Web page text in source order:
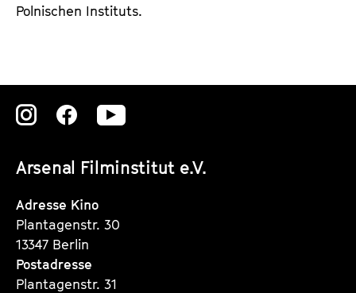
Polnischen Instituts.
Arsenal Filminstitut e.V.
Zu
Instagram
Seite
Zu
Instagram
Seite
Zu
Instagram
Adresse Kino
Plantagenstr. 30
13347 Berlin
Postadresse
Plantagenstr. 31